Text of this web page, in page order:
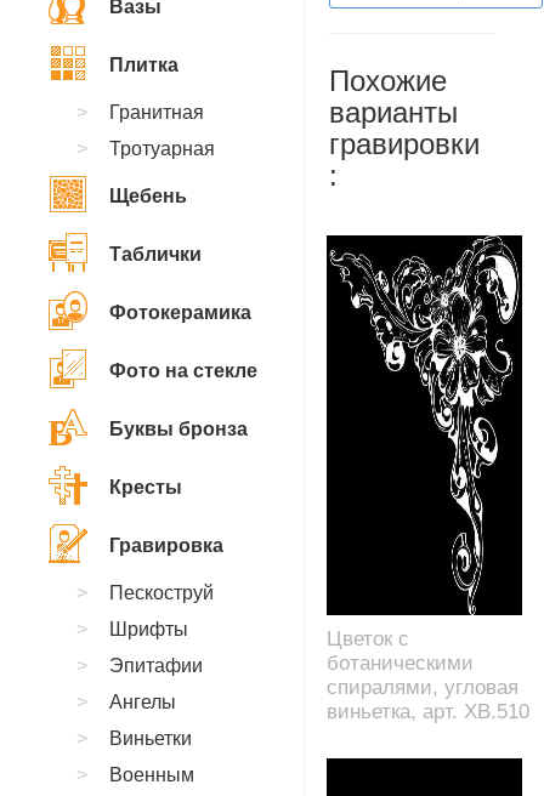
Похожие
варианты
гравировки
:
Цветок с
ботаническими
спиралями, угловая
виньетка, арт. XB.510
Вазы
Плитка
Гранитная
Тротуарная
Щебень
Таблички
Фотокерамика
Фото на стекле
Буквы бронза
Кресты
Гравировка
Пескоструй
Шрифты
Эпитафии
Ангелы
Виньетки
Военным